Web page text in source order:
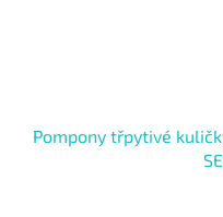
Pompony třpytivé